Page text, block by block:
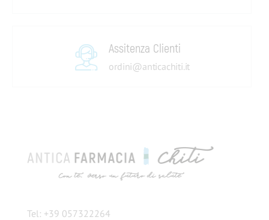
Assitenza Clienti
ordini@anticachiti.it
Tel: +39 057322264